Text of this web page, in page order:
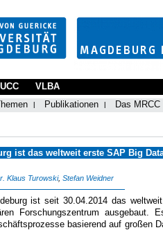
Publikationen Das MRCC
UCC VLBA
ist das weltweit erste SAP Big
Klaus Turowski, Stefan Weidner
ist seit 30.04.2014 das
Forschungszentrum ausgebaut.
basierend auf großen